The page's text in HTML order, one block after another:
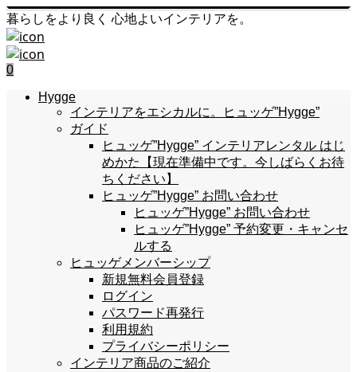
暮らしをより良く 心地よいインテリアを。
0
Hygge
インテリアをエシカルに。ヒュッゲ”Hygge”
ガイド
ヒュッゲ”Hygge” インテリアレンタル はじ
めかた【現在準備中です。今しばらくお待
ちください】
ヒュッゲ”Hygge” お問い合わせ
ヒュッゲ”Hygge” お問い合わせ
ヒュッゲ”Hygge” 予約変更・キャンセ
ルする
ヒュッゲメンバーシップ
新規無料会員登録
ログイン
パスワード再発行
利用規約
プライバシーポリシー
インテリア商品のご紹介